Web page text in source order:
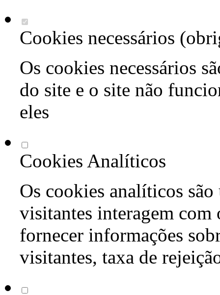
Cookies necessários
Os cookies necessários
do site e o site não
eles
Cookies Analíticos
Os cookies analíticos são
visitantes interagem com
fornecer informações
visitantes, taxa de